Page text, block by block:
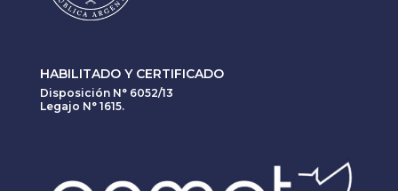
HABILITADO Y CERTIFICADO
Disposición N° 6052/13
Legajo N° 1615.